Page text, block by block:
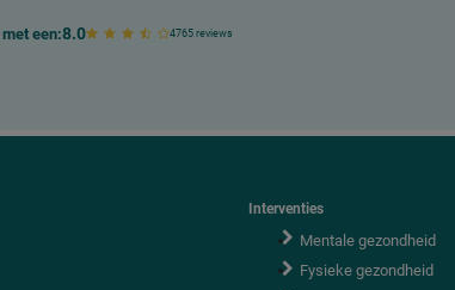
een:8.0 4765 reviews
Interventies
Mentale gezondheid
Fysieke gezondheid